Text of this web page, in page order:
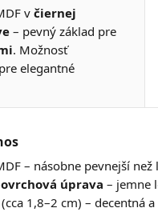
v čiernej
– pevný základ pre
. Možnosť
pre elegantné
– násobne pevnejší
úprava – jemne
(cca 1,8–2 cm) – decentná